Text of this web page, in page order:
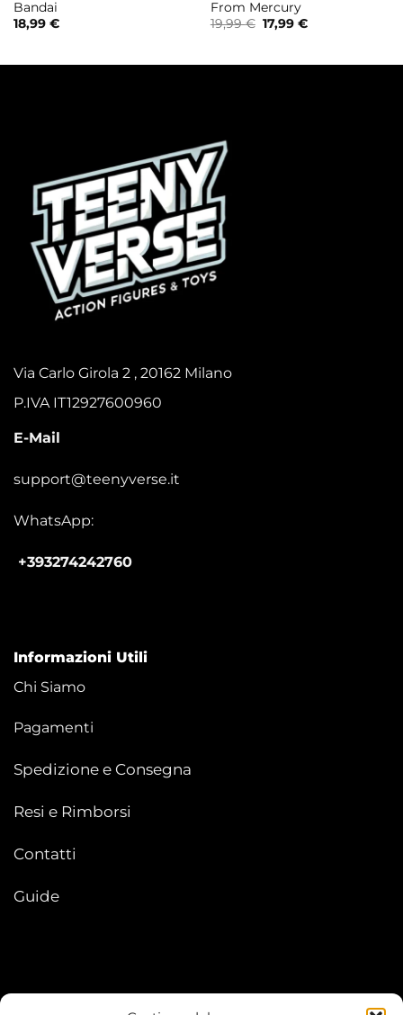
Bandai
18,99 €
From Mercury
19,99€ Il
prezzo
19,99 €.
17,99 €Il
17,99 €.
Via Carlo Girola 2 , 20162 Milano
P.IVA IT12927600960
E-Mail
support@teenyverse.it
WhatsApp:
+393274242760
Informazioni Utili
Chi Siamo
Pagamenti
Spedizione e Consegna
Resi e Rimborsi
Contatti
Guide